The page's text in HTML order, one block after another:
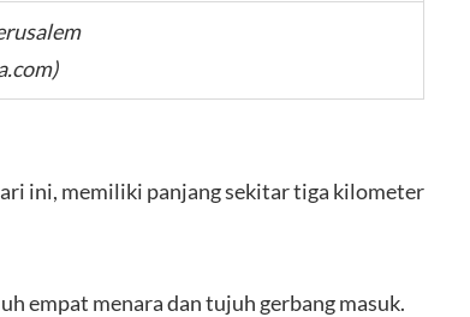
ini, memiliki panjang sekitar tiga kilometer
empat menara dan tujuh gerbang masuk.